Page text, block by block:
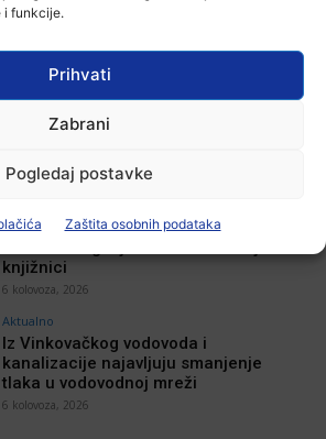
i funkcije.
Prihvati
Zabrani
Pogledaj postavke
Zaštita osobnih podataka
Zbog niskog vodostaja otežana
plovidba na Dunavu
6 kolovoza, 2026
Aktualno
povijesna fikcija najtraženiji su
knjižnici
6 kolovoza, 2026
Aktualno
Iz Vinkovačkog vodovoda i
kanalizacije najavljuju smanjenje
tlaka u vodovodnoj mreži
6 kolovoza, 2026